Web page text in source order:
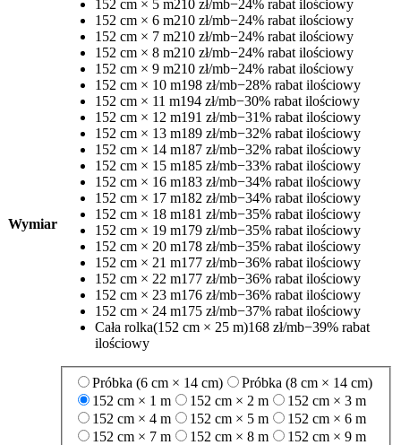
Wymiar
152 cm × 5 m210 zł/mb−24% rabat ilościowy
152 cm × 6 m210 zł/mb−24% rabat ilościowy
152 cm × 7 m210 zł/mb−24% rabat ilościowy
152 cm × 8 m210 zł/mb−24% rabat ilościowy
152 cm × 9 m210 zł/mb−24% rabat ilościowy
152 cm × 10 m198 zł/mb−28% rabat ilościowy
152 cm × 11 m194 zł/mb−30% rabat ilościowy
152 cm × 12 m191 zł/mb−31% rabat ilościowy
152 cm × 13 m189 zł/mb−32% rabat ilościowy
152 cm × 14 m187 zł/mb−32% rabat ilościowy
152 cm × 15 m185 zł/mb−33% rabat ilościowy
152 cm × 16 m183 zł/mb−34% rabat ilościowy
152 cm × 17 m182 zł/mb−34% rabat ilościowy
152 cm × 18 m181 zł/mb−35% rabat ilościowy
152 cm × 19 m179 zł/mb−35% rabat ilościowy
152 cm × 20 m178 zł/mb−35% rabat ilościowy
152 cm × 21 m177 zł/mb−36% rabat ilościowy
152 cm × 22 m177 zł/mb−36% rabat ilościowy
152 cm × 23 m176 zł/mb−36% rabat ilościowy
152 cm × 24 m175 zł/mb−37% rabat ilościowy
Cała rolka(152 cm × 25 m)168 zł/mb−39% rabat
ilościowy
Próbka (6 cm × 14 cm)
Próbka (8 cm × 14 cm)
152 cm × 1 m
152 cm × 2 m
152 cm × 3 m
152 cm × 4 m
152 cm × 5 m
152 cm × 6 m
152 cm × 7 m
152 cm × 8 m
152 cm × 9 m